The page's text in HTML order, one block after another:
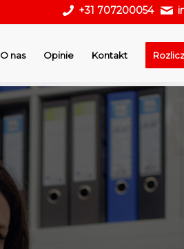
+31 707200054
O nas Opinie Kontakt